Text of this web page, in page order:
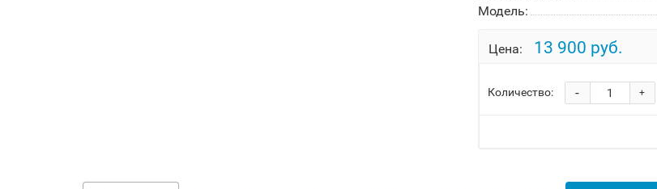
Модель:
Цена: 13 900 руб.
Количество: +
-